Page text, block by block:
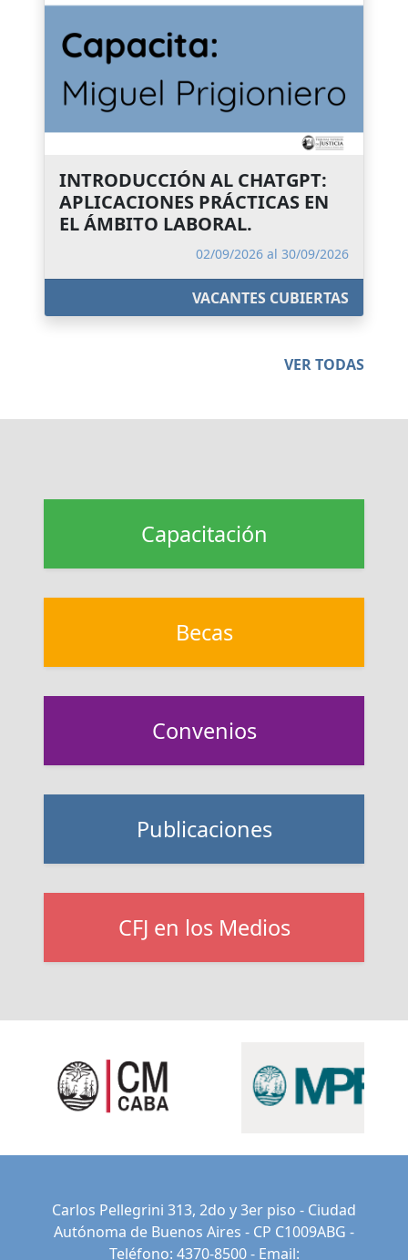
INTRODUCCIÓN AL CHATGPT:
APLICACIONES PRÁCTICAS EN
EL ÁMBITO LABORAL.
02/09/2026 al 30/09/2026
VACANTES CUBIERTAS
VER TODAS
Capacitación
Becas
Convenios
Publicaciones
CFJ en los Medios
Carlos Pellegrini 313, 2do y 3er piso - Ciudad
Autónoma de Buenos Aires - CP C1009ABG -
Teléfono: 4370-8500 - Email: